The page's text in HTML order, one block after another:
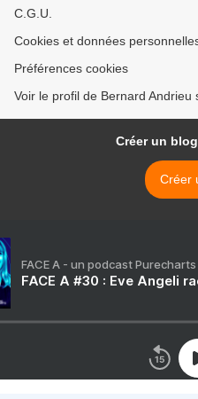
C.G.U.
Cookies et données
Préférences cookies
Voir le profil de Bernard Andrieu
Créer un
Créer
FACE A - un podcast Purecharts
FACE A #30 : Eve Angeli